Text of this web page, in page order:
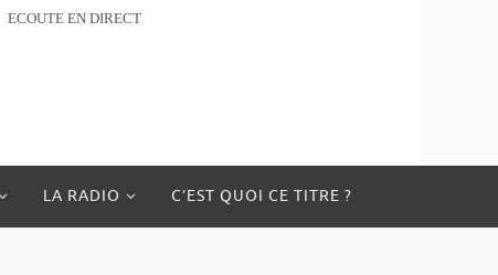
ECOUTE EN DIRECT
LA RADIO C’EST QUOI CE TITRE ?